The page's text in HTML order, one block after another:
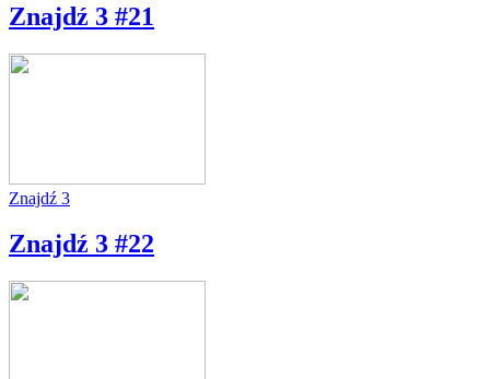
Znajdź 3 #21
Znajdź 3
Znajdź 3 #22